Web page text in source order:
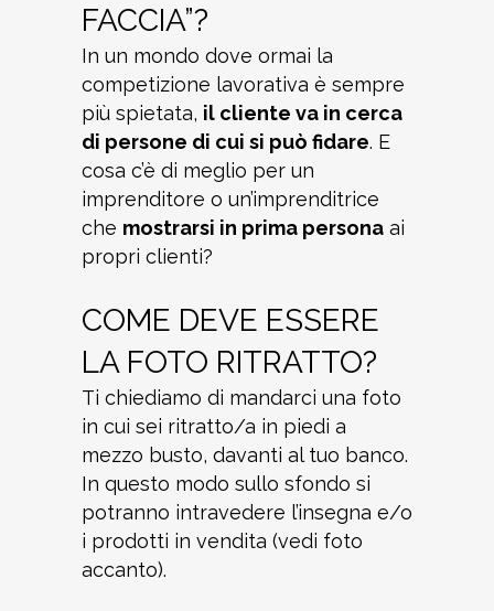
FACCIA”?
In un mondo dove ormai la
competizione lavorativa è sempre
più spietata, il cliente va in cerca
di persone di cui si può fidare. E
cosa c’è di meglio per un
imprenditore o un’imprenditrice
che mostrarsi in prima persona ai
propri clienti?
COME DEVE ESSERE
LA FOTO RITRATTO?
Ti chiediamo di mandarci una foto
in cui sei ritratto/a in piedi a
mezzo busto, davanti al tuo banco.
In questo modo sullo sfondo si
potranno intravedere l’insegna e/o
i prodotti in vendita (vedi foto
accanto).